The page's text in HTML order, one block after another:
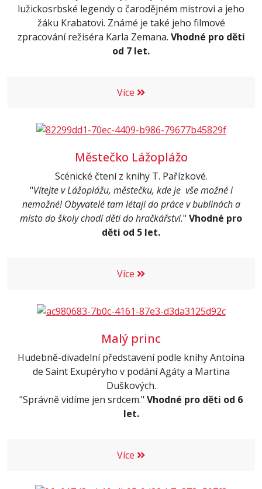
lužickosrbské legendy o čarodějném mistrovi a jeho
žáku Krabatovi. Známé je také jeho filmové
zpracování režiséra Karla Zemana. Vhodné pro děti
od 7 let.
Více
Městečko Lážoplážo
Scénické čtení z knihy T. Pařízkové.
"Vítejte v Lážoplážu, městečku, kde je vše možné i
nemožné! Obyvatelé tam létají do práce v bublinách a
místo do školy chodí děti do hračkářství." Vhodné pro
děti od 5 let.
Více
Malý princ
Hudebně-divadelní představení podle knihy Antoina
de Saint Exupéryho v podání Agáty a Martina
Duškových.
"Správně vidíme jen srdcem." Vhodné pro děti od 6
let.
Více